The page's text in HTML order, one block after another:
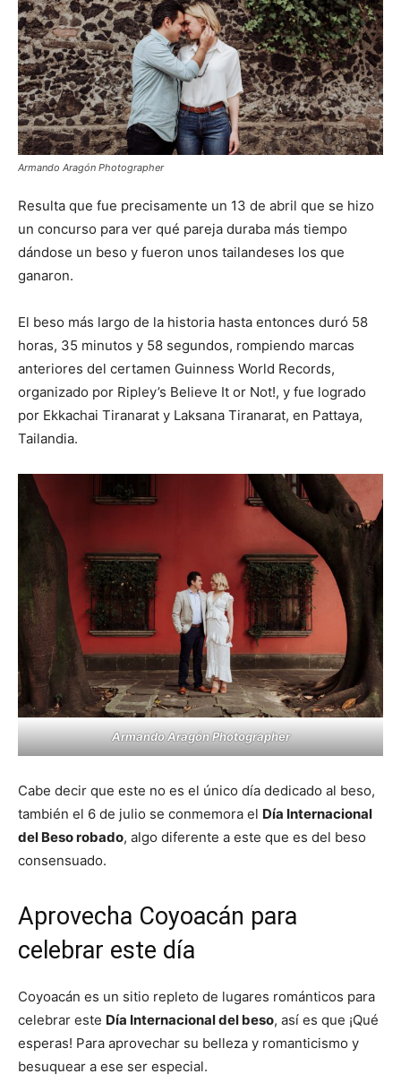
Armando Aragón Photographer
Resulta que fue precisamente un 13 de abril que se hizo
un concurso para ver qué pareja duraba más tiempo
dándose un beso y fueron unos tailandeses los que
ganaron.
El beso más largo de la historia hasta entonces duró 58
horas, 35 minutos y 58 segundos, rompiendo marcas
anteriores del certamen Guinness World Records,
organizado por Ripley’s Believe It or Not!, y fue logrado
por Ekkachai Tiranarat y Laksana Tiranarat, en Pattaya,
Tailandia.
Armando Aragón Photographer
Cabe decir que este no es el único día dedicado al beso,
también el 6 de julio se conmemora el Día Internacional
del Beso robado, algo diferente a este que es del beso
consensuado.
Aprovecha Coyoacán para
celebrar este día
Coyoacán es un sitio repleto de lugares románticos para
celebrar este Día Internacional del beso, así es que ¡Qué
esperas! Para aprovechar su belleza y romanticismo y
besuquear a ese ser especial.